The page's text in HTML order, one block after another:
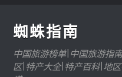
蜘蛛指南
中国旅游榜单|中国旅游指
区|特产大全|特产百科|地